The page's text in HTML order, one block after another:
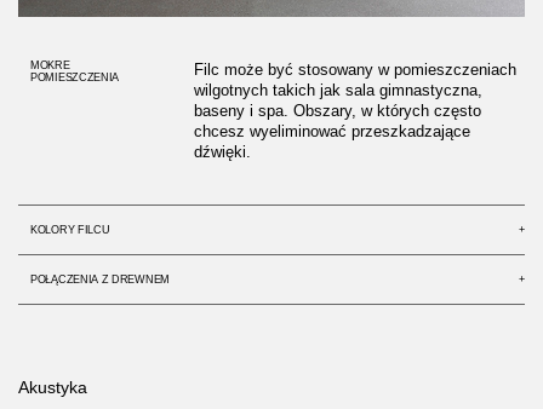
MOKRE
POMIESZCZENIA
Filc może być stosowany w pomieszczeniach
wilgotnych takich jak sala gimnastyczna,
baseny i spa. Obszary, w których często
chcesz wyeliminować przeszkadzające
dźwięki.
KOLORY FILCU +
POŁĄCZENIA Z DREWNEM +
Akustyka